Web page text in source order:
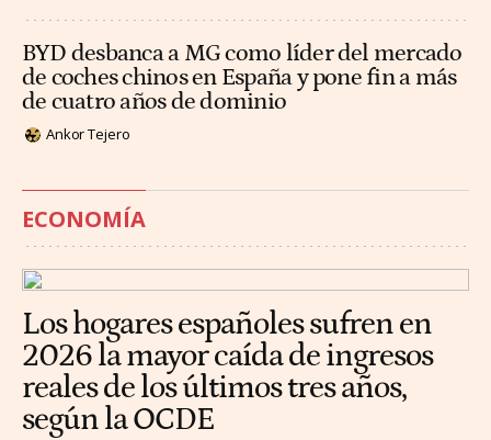
BYD desbanca a MG como líder del mercado
de coches chinos en España y pone fin a más
de cuatro años de dominio
Ankor Tejero
ECONOMÍA
Los hogares españoles sufren en
2026 la mayor caída de ingresos
reales de los últimos tres años,
según la OCDE